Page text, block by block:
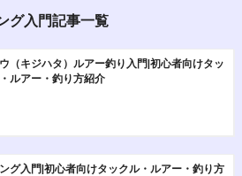
グ入門記事一覧
（キジハタ）ルアー釣り入門|初心者向けタッ
ルアー・釣り方紹介
グ入門|初心者向けタックル・ルアー・釣り方